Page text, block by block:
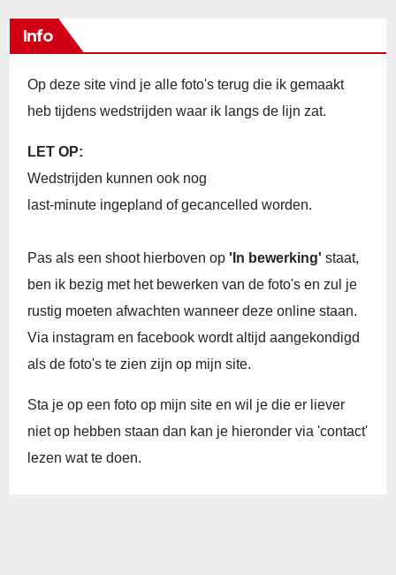
Info
Op deze site vind je alle foto's terug die ik gemaakt
heb tijdens wedstrijden waar ik langs de lijn zat.
LET OP:
Wedstrijden kunnen ook nog
last-minute ingepland of gecancelled worden.
Pas als een shoot hierboven op 'In bewerking' staat,
ben ik bezig met het bewerken van de foto's en zul je
rustig moeten afwachten wanneer deze online staan.
Via instagram en facebook wordt altijd aangekondigd
als de foto's te zien zijn op mijn site.
Sta je op een foto op mijn site en wil je die er liever
niet op hebben staan dan kan je hieronder via 'contact'
lezen wat te doen.